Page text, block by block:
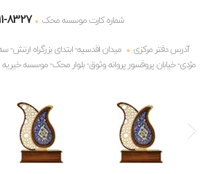
8327
شماره کارت موسسه محک
آدرس دفتر مرکزی
میدان اقدسیه- ابتدای بزرگراه ارتش-
مژدی- خیابان پروفسور پروانه وثوق- بلوار محک- موسسه